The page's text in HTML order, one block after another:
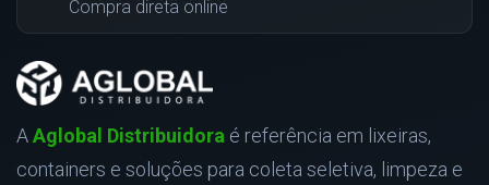
Compra direta online
AAglobal Distribuidora é referência em lixeiras,
containers e soluções para coleta seletiva, limpeza e